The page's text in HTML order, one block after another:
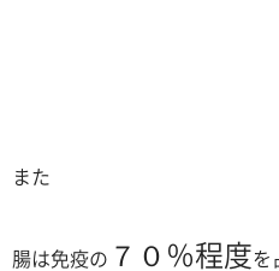
また
腸は免疫の ７０％程度を